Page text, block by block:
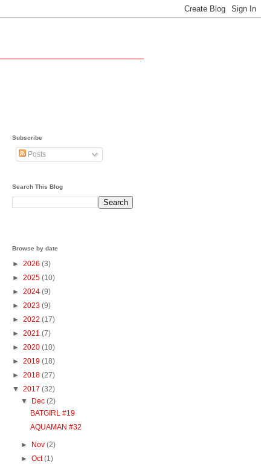
Subscribe
Posts
Search This Blog
Browse by date
► 2026 (3)
► 2025 (10)
► 2024 (9)
► 2023 (9)
► 2022 (17)
► 2021 (7)
► 2020 (10)
► 2019 (18)
► 2018 (27)
▼ 2017 (32)
▼
Dec(2)
BATGIRL #19
AQUAMAN #32
► Nov(2)
►Oct(1)